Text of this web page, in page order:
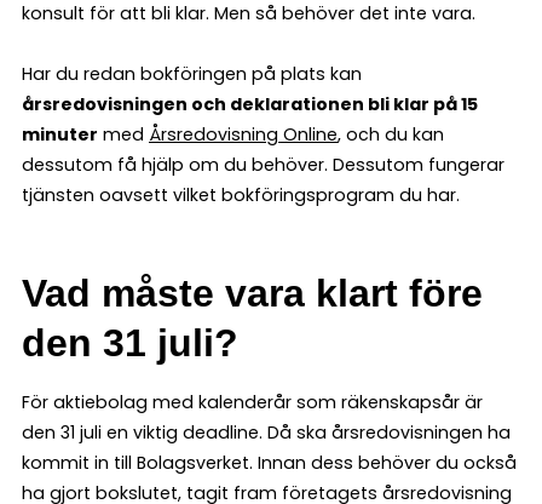
konsult för att bli klar. Men så behöver det inte vara.
Har du redan bokföringen på plats kan
årsredovisningen och deklarationen bli klar på 15
minuter med Årsredovisning Online, och du kan
dessutom få hjälp om du behöver. Dessutom fungerar
tjänsten oavsett vilket bokföringsprogram du har.
Vad måste vara klart före
den 31 juli?
För aktiebolag med kalenderår som räkenskapsår är
den 31 juli en viktig deadline. Då ska årsredovisningen ha
kommit in till Bolagsverket. Innan dess behöver du också
ha gjort bokslutet, tagit fram företagets årsredovisning